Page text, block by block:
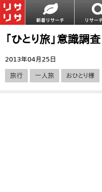
「ひとり旅」意識調査
2013年04月25日
旅行 一人旅 おひとり様